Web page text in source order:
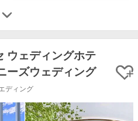
ウェディングホテ
ーズウェディング
ディング